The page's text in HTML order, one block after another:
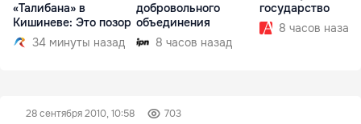
«Талибана» в
Кишиневе: Это позор
34 минуты назад
добровольного
объединения
8 часов назад
государство
8 часов назад
28 сентября 2010, 10:58 703